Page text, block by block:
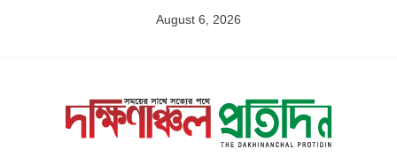
August 6, 2026